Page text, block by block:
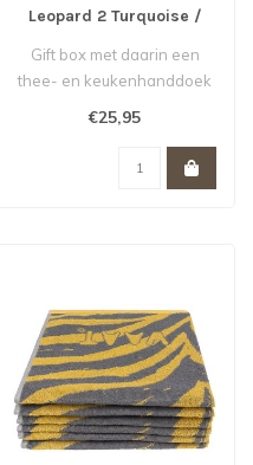
Leopard 2 Turquoise /
Gift box met daarin een
thee- en keukenhanddoek
€25,95